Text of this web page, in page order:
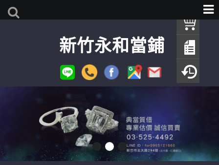
新竹永和當鋪